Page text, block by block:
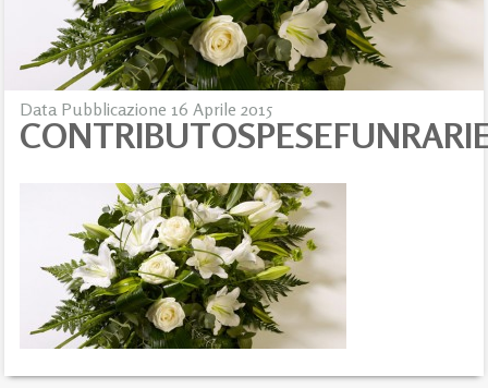
Data Pubblicazione 16 Aprile 2015